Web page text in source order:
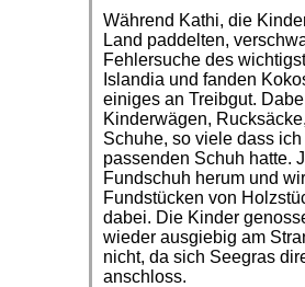
Während Kathi, die
Land paddelten,
Fehlersuche des
Islandia und fanden
einiges an Treibgut.
Kinderwägen,
Schuhe, so viele dass
passenden Schuh hatte.
Fundschuh herum und
Fundstücken von
dabei. Die Kinder
wieder ausgiebig am
nicht, da sich Seegras
anschloss.